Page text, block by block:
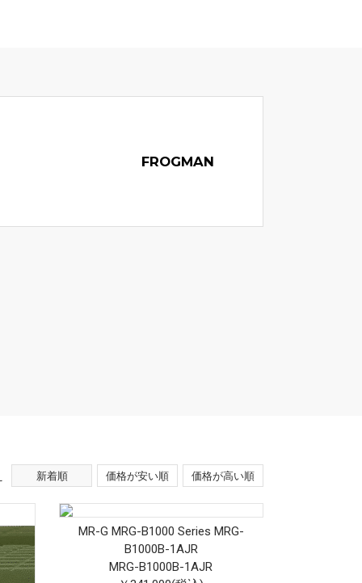
FROGMAN
新着順 価格が安い順 価格が高い順
MR-G MRG-B1000 Series MRG-
B1000B-1AJR
MRG-B1000B-1AJR